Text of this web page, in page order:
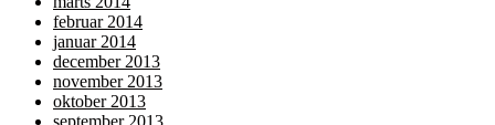
februar 2014
januar 2014
december 2013
november 2013
oktober 2013
september 2013